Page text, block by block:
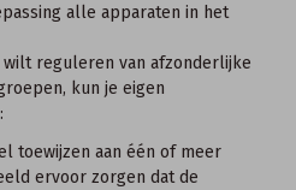
alle apparaten in het
reguleren van afzonderlijke
kun je eigen
toewijzen aan één of meer
ervoor zorgen dat de